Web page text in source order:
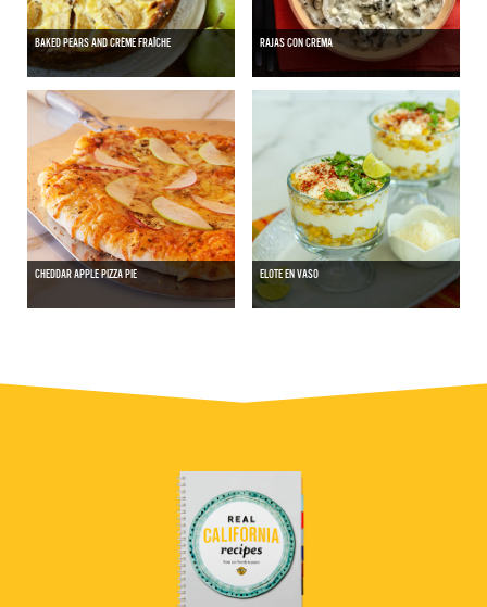
BAKED PEARS AND CRÈME FRAÎCHE RAJAS CON CREMA
CHEDDAR APPLE PIZZA PIE ELOTE EN VASO